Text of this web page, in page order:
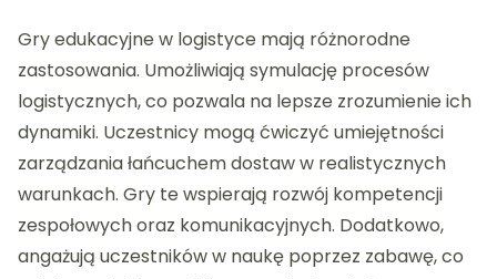
Gry edukacyjne w logistyce mają różnorodne
zastosowania. Umożliwiają symulację procesów
logistycznych, co pozwala na lepsze zrozumienie ich
dynamiki. Uczestnicy mogą ćwiczyć umiejętności
zarządzania łańcuchem dostaw w realistycznych
warunkach. Gry te wspierają rozwój kompetencji
zespołowych oraz komunikacyjnych. Dodatkowo,
angażują uczestników w naukę poprzez zabawę, co